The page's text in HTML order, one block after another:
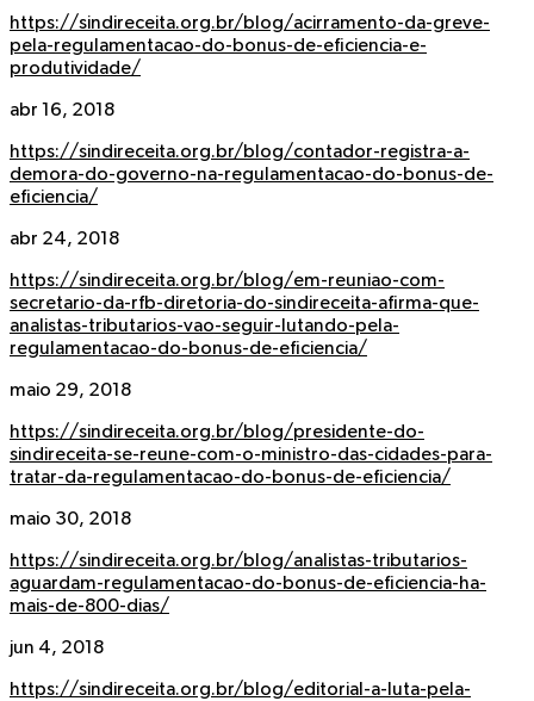
https://sindireceita.org.br/blog/acirramento-da-greve-
pela-regulamentacao-do-bonus-de-eficiencia-e-
produtividade/
abr 16, 2018
https://sindireceita.org.br/blog/contador-registra-a-
demora-do-governo-na-regulamentacao-do-bonus-de-
eficiencia/
abr 24, 2018
https://sindireceita.org.br/blog/em-reuniao-com-
secretario-da-rfb-diretoria-do-sindireceita-afirma-que-
analistas-tributarios-vao-seguir-lutando-pela-
regulamentacao-do-bonus-de-eficiencia/
maio 29, 2018
https://sindireceita.org.br/blog/presidente-do-
sindireceita-se-reune-com-o-ministro-das-cidades-para-
tratar-da-regulamentacao-do-bonus-de-eficiencia/
maio 30, 2018
https://sindireceita.org.br/blog/analistas-tributarios-
aguardam-regulamentacao-do-bonus-de-eficiencia-ha-
mais-de-800-dias/
jun 4, 2018
https://sindireceita.org.br/blog/editorial-a-luta-pela-